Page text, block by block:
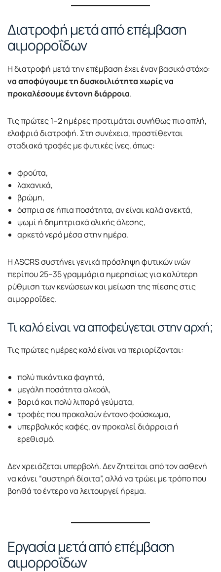
Διατροφή μετά από επέμβαση
αιμορροΐδων
Η διατροφή μετά την επέμβαση έχει έναν βασικό στόχο:
να αποφύγουμε τη δυσκοιλιότητα χωρίς να
προκαλέσουμε έντονη διάρροια.
Τις πρώτες 1–2 ημέρες προτιμάται συνήθως πιο απλή,
ελαφριά διατροφή. Στη συνέχεια, προστίθενται
σταδιακά τροφές με φυτικές ίνες, όπως:
φρούτα,
λαχανικά,
βρώμη,
όσπρια σε ήπια ποσότητα, αν είναι καλά ανεκτά,
ψωμί ή δημητριακά ολικής άλεσης,
αρκετό νερό μέσα στην ημέρα.
Η ASCRS συστήνει γενικά πρόσληψη φυτικών ινών
περίπου 25–35 γραμμάρια ημερησίως για καλύτερη
ρύθμιση των κενώσεων και μείωση της πίεσης στις
αιμορροΐδες.
Τι καλό είναι να αποφεύγεται στην αρχή;
Τις πρώτες ημέρες καλό είναι να περιορίζονται:
πολύ πικάντικα φαγητά,
μεγάλη ποσότητα αλκοόλ,
βαριά και πολύ λιπαρά γεύματα,
τροφές που προκαλούν έντονο φούσκωμα,
υπερβολικός καφές, αν προκαλεί διάρροια ή
ερεθισμό.
Δεν χρειάζεται υπερβολή. Δεν ζητείται από τον ασθενή
να κάνει “αυστηρή δίαιτα”, αλλά να τρώει με τρόπο που
βοηθά το έντερο να λειτουργεί ήρεμα.
Εργασία μετά από επέμβαση
αιμορροΐδων